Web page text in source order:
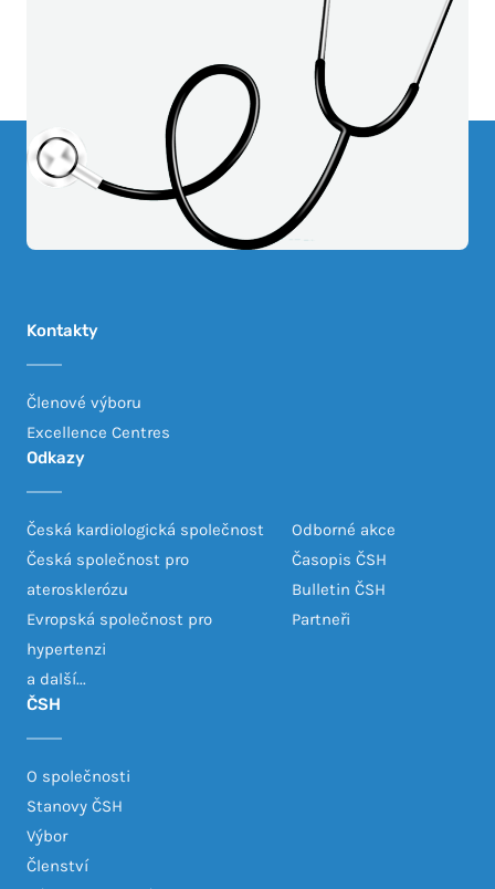
ČSH
O společnosti
Stanovy ČSH
Výbor
Členství
Odborné akce
Časopis ČSH
Bulletin ČSH
Partneři
Odkazy
Česká kardiologická společnost
Česká společnost pro
aterosklerózu
Evropská společnost pro
hypertenzi
a další...
Kontakty
Členové výboru
Excellence Centres